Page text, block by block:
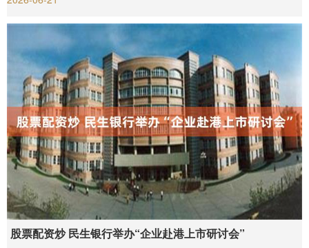
股票配资炒 民生银行举办“企业赴港上市研讨会”